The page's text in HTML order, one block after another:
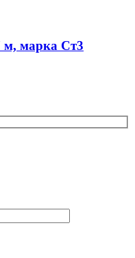
м, марка Ст3